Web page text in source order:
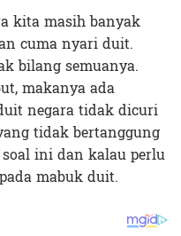
kita masih banyak
cuma nyari duit.
bilang semuanya.
makanya ada
negara tidak dicuri
tidak bertanggung
ini dan kalau perlu
mabuk duit.